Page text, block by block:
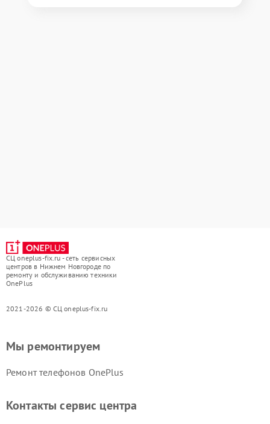
СЦ oneplus-fix.ru - сеть сервисных
центров в Нижнем Новгороде по
ремонту и обслуживанию техники
OnePlus
2021-2026 © СЦ oneplus-fix.ru
Мы ремонтируем
Ремонт телефонов OnePlus
Контакты сервис центра